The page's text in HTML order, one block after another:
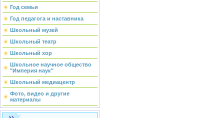
Год семьи
Год педагога и наставника
Школьный музей
Школьный театр
Школьный хор
Школьное научное общество
"Империя наук"
Школьный медиацентр
Фото, видео и другие
материалы